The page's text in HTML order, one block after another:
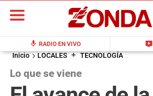
mic RADIO EN VIVO live_tv
Inicio LOCALES + TECNOLOGÍA
Lo que se viene